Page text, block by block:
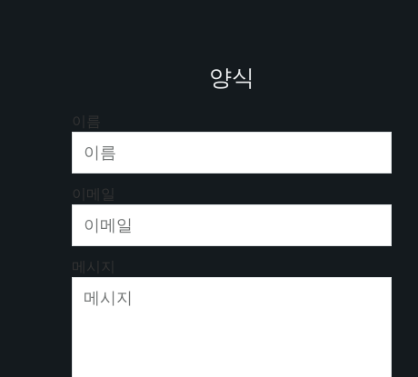
양식
이름
이메일
메시지